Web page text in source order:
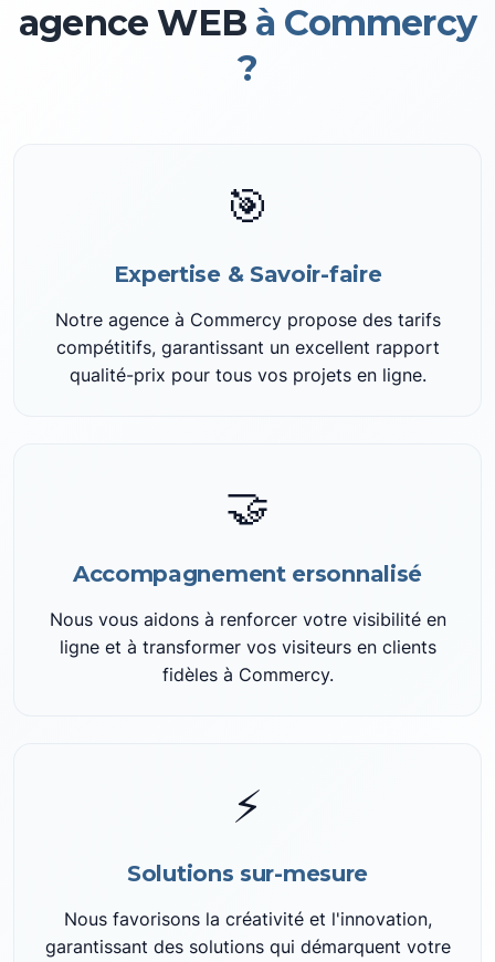
agence WEB à Commercy
?
🎯
Expertise & Savoir-faire
Notre agence à Commercy propose des tarifs
compétitifs, garantissant un excellent rapport
qualité-prix pour tous vos projets en ligne.
🤝
Accompagnement ersonnalisé
Nous vous aidons à renforcer votre visibilité en
ligne et à transformer vos visiteurs en clients
fidèles à Commercy.
⚡
Solutions sur-mesure
Nous favorisons la créativité et l'innovation,
garantissant des solutions qui démarquent votre